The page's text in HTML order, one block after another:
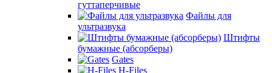
гуттаперчивые
Файлы для
ультразвука
Штифты
бумажные (абсорберы)
Gates
H-Files